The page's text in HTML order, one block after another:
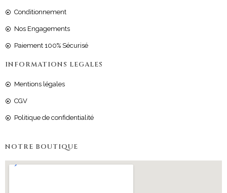
Conditionnement
Nos Engagements
Paiement 100% Sécurisé
INFORMATIONS LEGALES
Mentions légales
CGV
Politique de confidentialité
NOTRE BOUTIQUE